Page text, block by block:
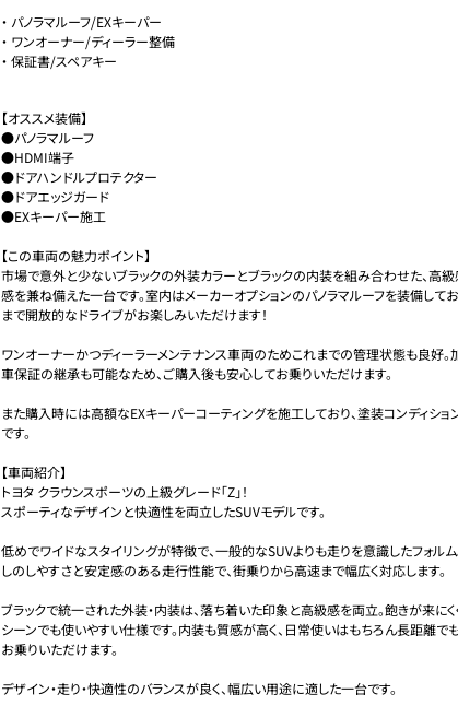
・ パノラマルーフ/EXキーパー
・ ワンオーナー/ディーラー整備
・ 保証書/スペアキー
【オススメ装備】
●パノラマルーフ
●HDMI端子
●ドアハンドルプロテクター
●ドアエッジガード
●EXキーパー施工
【この車両の魅力ポイント】
市場で意外と少ないブラックの外装カラーとブラックの内装を組み合わせた、高
感を兼ね備えた一台です。室内はメーカーオプションのパノラマルーフを装備して
まで開放的なドライブがお楽しみいただけます！
ワンオーナーかつディーラーメンテナンス車両のためこれまでの管理状態も良好。
車保証の継承も可能なため、ご購入後も安心してお乗りいただけます。
また購入時には高額なEXキーパーコーティングを施工しており、塗装コンディショ
です。
【車両紹介】
トヨタ クラウンスポーツの上級グレード「Z」！
スポーティなデザインと快適性を両立したSUVモデルです。
低めでワイドなスタイリングが特徴で、一般的なSUVよりも走りを意識したフォルム
しのしやすさと安定感のある走行性能で、街乗りから高速まで幅広く対応します。
ブラックで統一された外装・内装は、落ち着いた印象と高級感を両立。飽きが来にく
シーンでも使いやすい仕様です。内装も質感が高く、日常使いはもちろん長距離で
お乗りいただけます。
デザイン・走り・快適性のバランスが良く、幅広い用途に適した一台です。